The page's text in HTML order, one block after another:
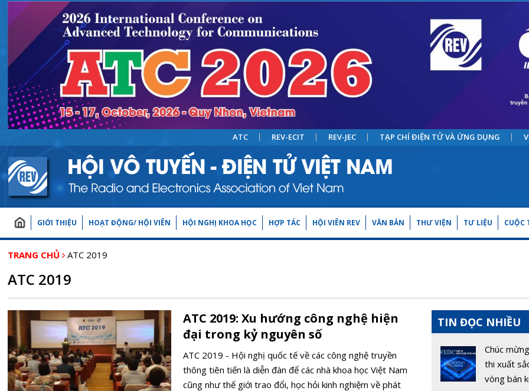
ATC REV-ECIT REV-JEC TẠP CHÍ ĐIỆN TỬ VÀ ỨNG DỤNG
GIỚI THIỆU HOẠT ĐỘNG/ HỘI VIÊN HỘI NGHỊ KHOA HỌC HỢP TÁC HỘI VIÊN REV VĂN BẢN THƯ VIỆN TƯ LIỆU CUỘC
TRANG CHỦ ATC 2019
ATC 2019
ATC 2019: Xu hướng công nghệ hiện
đại trong kỷ nguyên số
ATC 2019 - Hội nghị quốc tế về các công nghệ truyền
thông tiên tiến là diễn đàn để các nhà khoa học Việt Nam
cũng như thế giới trao đổi, học hỏi kinh nghiệm về phát
TIN ĐỌC NHIỀU
Chúc
thi xuất
vòng bán